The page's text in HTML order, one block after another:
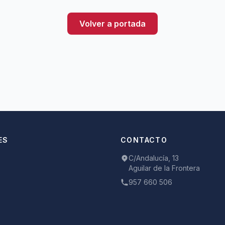
Volver a portada
CONTACTO
C/Andalucía, 13
Aguilar de la Frontera
957 660 506